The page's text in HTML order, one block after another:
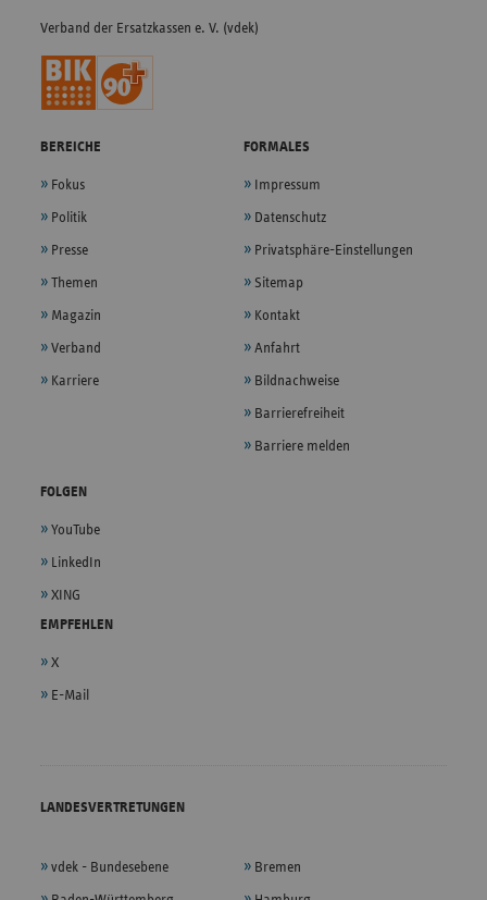
Verband der Ersatzkassen e. V. (vdek)
BEREICHE
Fokus
Politik
Presse
Themen
Magazin
Verband
Karriere
FORMALES
Impressum
Datenschutz
Privatsphäre-Einstellungen
Sitemap
Kontakt
Anfahrt
Bildnachweise
Barrierefreiheit
Barriere melden
FOLGEN
YouTube
LinkedIn
XING
EMPFEHLEN
X
E-Mail
LANDESVERTRETUNGEN
vdek - Bundesebene Bremen